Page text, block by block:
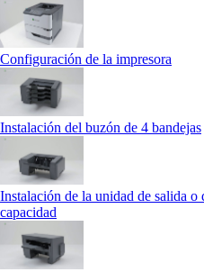
Configuración de la impresora
Instalación del buzón de 4 bandejas
Instalación de la unidad de salida o
capacidad